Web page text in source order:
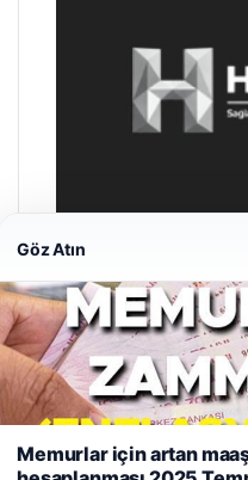
Prenses Night Club
Nisan 29, 2026
Göz Atın
Memurlar için artan